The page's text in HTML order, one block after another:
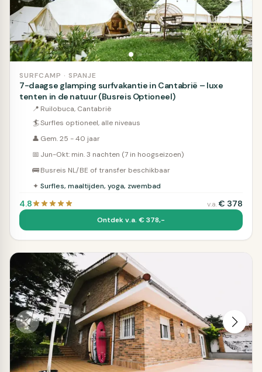
SURFCAMP · SPANJE
7-daagse glamping surfvakantie in Cantabrië – luxe
tenten in de natuur (Busreis Optioneel)
📍 Ruilobuca, Cantabrië
🏄Surfles optioneel, alle niveaus
👤 Gem. 25 - 40 jaar
📅 Jun-Okt: min. 3 nachten (7 in hoogseizoen)
🚌Busreis NL/BE of transfer beschikbaar
✦ Surfles, maaltijden, yoga, zwembad
4.8 v.a.€ 378
Ontdek v.a. € 378,-